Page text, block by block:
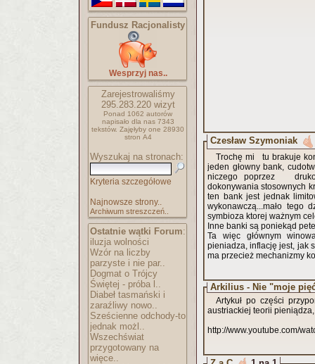
Fundusz Racjonalisty
Wesprzyj nas..
Zarejestrowaliśmy
295.283.220wizyt
Ponad 1062 autorów
napisało dla nas 7343
tekstów. Zajęłyby one 28930
stron A4
Wyszukaj na stronach:
Kryteria szczegółowe
Najnowsze strony..
Archiwum streszczeń..
Ostatnie wątki Forum:
iluzja wolności
Wzór na liczby
parzyste i nie par..
Dogmat o Trójcy
Świętej - próba l..
Diabeł tasmański i
zaraźliwy nowo..
Sześcienne odchody-to
jednak możl..
Wszechświat
przygotowany na
więce..
Czesław Szymoniak
Trochę mi tu brakuje
jeden głowny bank,
niczego poprzez
dokonywania stosownych
ten bank jest jednak
wykonawczą...mało tego
symbioza ktorej ważnym
Inne banki są poniekąd
Ta więc głównym
pieniadza, inflację jest, jak
ma przecież mechanizmy
Arkilius - Nie "moje
Artykuł po części
austriackiej teorii
http://www.youtube.com/